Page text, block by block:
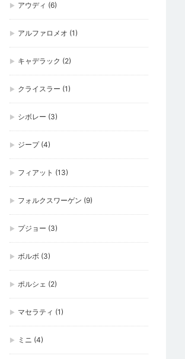
アウディ (6)
アルファロメオ (1)
キャデラック (2)
クライスラー (1)
シボレー (3)
ジープ(4)
フィアット (13)
フォルクスワーゲン (9)
プジョー (3)
ボルボ(3)
ポルシェ (2)
マセラティ (1)
ミニ (4)